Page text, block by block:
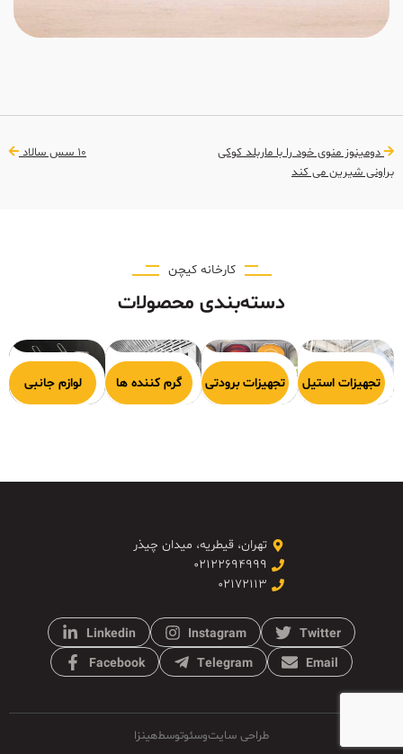
دومینوز منوی خود را با ماربلد کوکی
براونی شیرین می کند
10 سس سالاد
کارخانه کیچن
دسته‌بندی محصولات
پخت
تجهیزات استیل
تجهیزات برودتی گرم کننده ها لوازم جانبی
تهران، قیطریه، میدان چیذر
۰۲۱۲۲۶۹۴۹۹۹
۰۲۱۷۲۱۱۳
Linkedin Instagram
Twitter
Facebook
Telegram Email
طراحی سایتوسئوتوسطهینزا